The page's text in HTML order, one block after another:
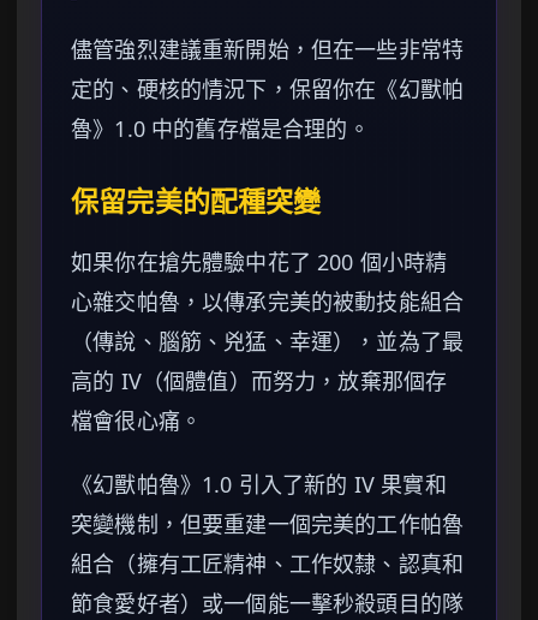
儘管強烈建議重新開始，但在一些非常特
定的、硬核的情況下，保留你在《幻獸帕
魯》1.0 中的舊存檔是合理的。
保留完美的配種突變
如果你在搶先體驗中花了 200 個小時精
心雜交帕魯，以傳承完美的被動技能組合
（傳說、腦筋、兇猛、幸運），並為了最
高的 IV（個體值）而努力，放棄那個存
檔會很心痛。
《幻獸帕魯》1.0 引入了新的 IV 果實和
突變機制，但要重建一個完美的工作帕魯
組合（擁有工匠精神、工作奴隸、認真和
節食愛好者）或一個能一擊秒殺頭目的隊